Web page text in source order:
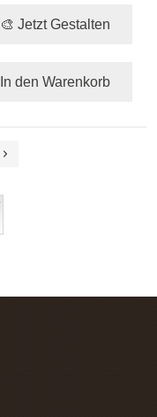
🎨 Jetzt Gestalten
In den Warenkorb